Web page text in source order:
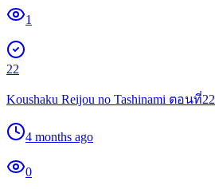
1
22
Koushaku Reijou no Tashinami ตอนที่22
4 months ago
0